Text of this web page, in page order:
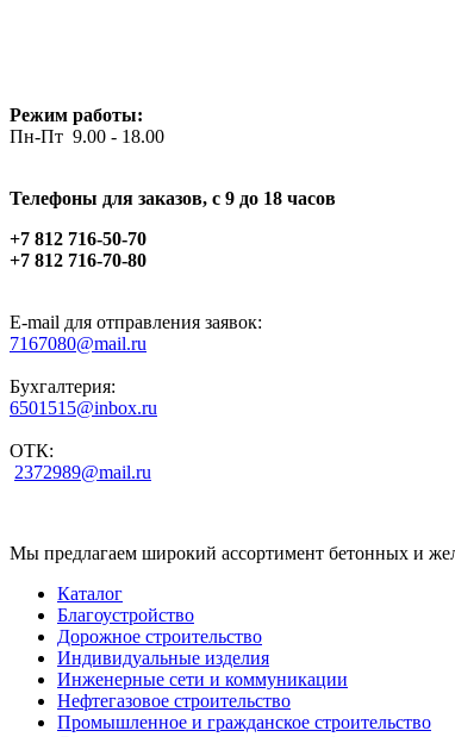
Режим работы:
Пн-Пт 9.00 - 18.00
Телефоны для заказов, c 9 до 18 часов
+7 812 716-50-70
+7 812 716-70-80
E-mail для отправления заявок:
7167080@mail.ru
Бухгалтерия:
6501515@inbox.ru
ОТК:
2372989@mail.ru
Мы предлагаем широкий ассортимент бетонных и
Каталог
Благоустройство
Дорожное строительство
Индивидуальные изделия
Инженерные сети и коммуникации
Нефтегазовое строительство
Промышленное и гражданское строительство